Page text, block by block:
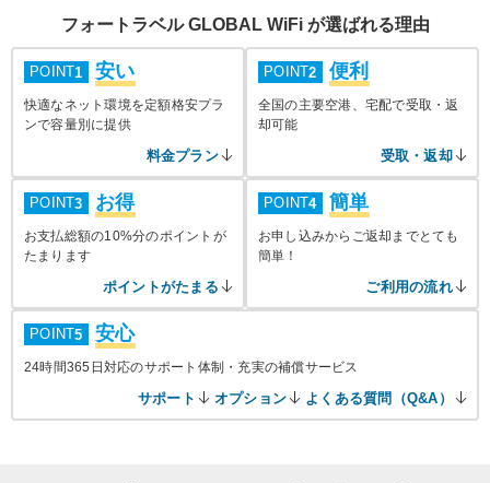
フォートラベル GLOBAL WiFi が選ばれる理由
POINT1 安い
快適なネット環境を定額格安プラ
ンで容量別に提供
料金プラン
POINT2 便利
全国の主要空港、宅配で受取・返
却可能
受取・返却
POINT3 お得
お支払総額の10%分のポイントが
たまります
ポイントがたまる
POINT4 簡単
お申し込みからご返却までとても
簡単！
ご利用の流れ
POINT5 安心
24時間365日対応のサポート体制・充実の補償サービス
サポート オプション よくある質問（Q&A）